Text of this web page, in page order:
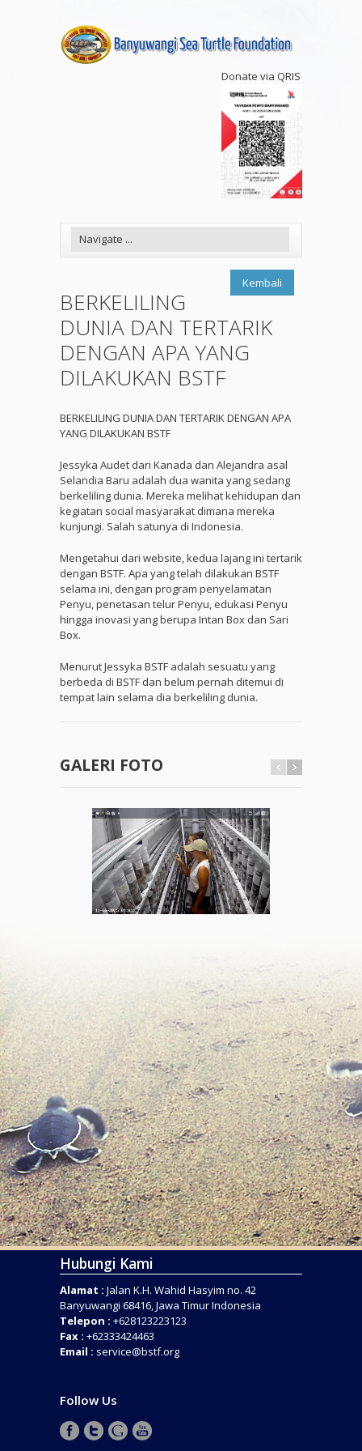
Donate via QRIS
Kembali
BERKELILING
DUNIA DAN TERTARIK
DENGAN APA YANG
DILAKUKAN BSTF
BERKELILING DUNIA DAN TERTARIK DENGAN APA
YANG DILAKUKAN BSTF
Jessyka Audet dari Kanada dan Alejandra asal
Selandia Baru adalah dua wanita yang sedang
berkeliling dunia. Mereka melihat kehidupan dan
kegiatan social masyarakat dimana mereka
kunjungi. Salah satunya di Indonesia.
Mengetahui dari website, kedua lajang ini tertarik
dengan BSTF. Apa yang telah dilakukan BSTF
selama ini, dengan program penyelamatan
Penyu, penetasan telur Penyu, edukasi Penyu
hingga inovasi yang berupa Intan Box dan Sari
Box.
Menurut Jessyka BSTF adalah sesuatu yang
berbeda di BSTF dan belum pernah ditemui di
tempat lain selama dia berkeliling dunia.
GALERI FOTO
Hubungi Kami
Alamat : Jalan K.H. Wahid Hasyim no. 42
Banyuwangi 68416, Jawa Timur Indonesia
Telepon : +628123223123
Fax : +62333424463
Email : service@bstf.org
Follow Us